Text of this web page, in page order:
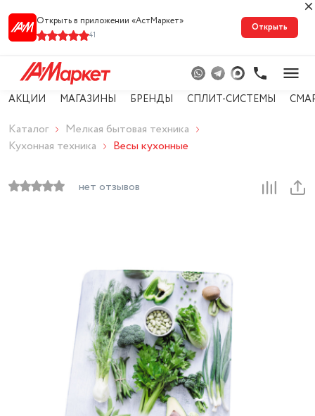
Открыть в приложении «АстМарке‪т‬»
41
Открыть
АКЦИИ МАГАЗИНЫ БРЕНДЫ СПЛИТ-СИСТЕМЫ
Каталог
Мелкая бытовая техника
Кухонная техника
Весы кухонные
нет отзывов